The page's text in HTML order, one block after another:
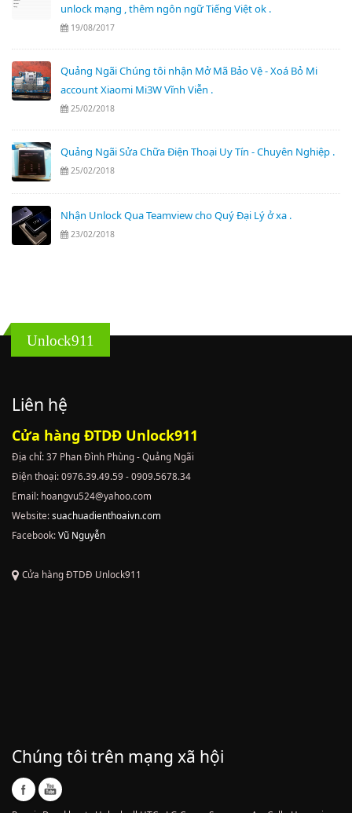
unlock mạng , thêm ngôn ngữ Tiếng Việt ok .
19/08/2017
Quảng Ngãi Chúng tôi nhận Mở Mã Bảo Vệ - Xoá Bỏ Mi
account Xiaomi Mi3W Vĩnh Viễn .
25/02/2018
Quảng Ngãi Sửa Chữa Điện Thoại Uy Tín - Chuyên Nghiệp .
25/02/2018
Nhận Unlock Qua Teamview cho Quý Đại Lý ở xa .
23/02/2018
Unlock911
Liên hệ
Cửa hàng ĐTDĐ Unlock911
Địa chỉ: 37 Phan Đình Phùng - Quảng Ngãi
Điện thoại: 0976.39.49.59 - 0909.5678.34
Email: hoangvu524@yahoo.com
Website:suachuadienthoaivn.com
Facebook:Vũ Nguyễn
Cửa hàng ĐTDĐ Unlock911
Chúng tôi trên mạng xã hội